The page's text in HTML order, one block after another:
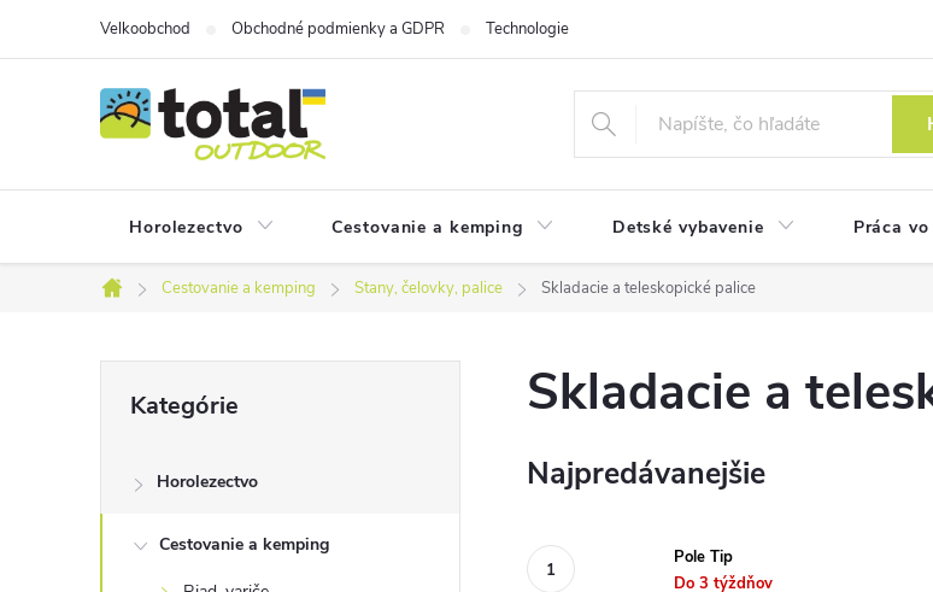
Velkoobchod Obchodné podmienky a GDPR Technologie
Horolezectvo Cestovanie a kemping Detské vybavenie Práca
Domov
Cestovanie a kemping Stany, čelovky, palice Skladacie a teleskopické palice
č
kategórie
Kategórie
Horolezectvo
Cestovanie a kemping
Skladacie a
Najpredávanejšie
Pole Tip
Do 3 týždňov